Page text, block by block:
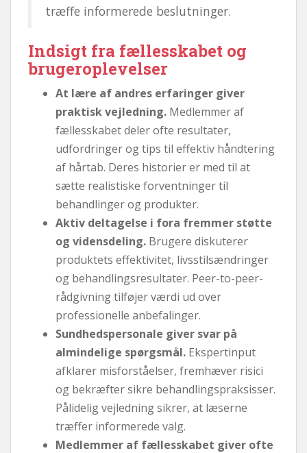
træffe informerede beslutninger.
Indsigt fra fællesskabet og
brugeroplevelser
At lære af andres erfaringer giver
praktisk vejledning. Medlemmer af
fællesskabet deler ofte resultater,
udfordringer og tips til effektiv håndtering
af hårtab. Deres historier er med til at
sætte realistiske forventninger til
behandlinger og produkter.
Aktiv deltagelse i fora fremmer støtte
og vidensdeling. Brugere diskuterer
produktets effektivitet, livsstilsændringer
og behandlingsresultater. Peer-to-peer-
rådgivning tilføjer værdi ud over
professionelle anbefalinger.
Sundhedspersonale giver svar på
almindelige spørgsmål. Ekspertinput
afklarer misforståelser, fremhæver risici
og bekræfter sikre behandlingspraksisser.
Pålidelig vejledning sikrer, at læserne
træffer informerede valg.
Medlemmer af fællesskabet giver ofte